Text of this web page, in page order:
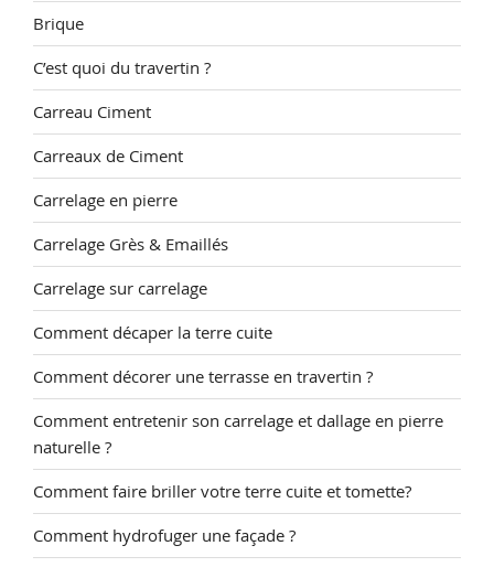
Brique
C’est quoi du travertin ?
Carreau Ciment
Carreaux de Ciment
Carrelage en pierre
Carrelage Grès & Emaillés
Carrelage sur carrelage
Comment décaper la terre cuite
Comment décorer une terrasse en travertin ?
Comment entretenir son carrelage et dallage en pierre
naturelle ?
Comment faire briller votre terre cuite et tomette?
Comment hydrofuger une façade ?